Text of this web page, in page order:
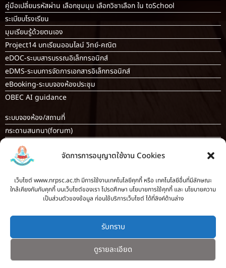
จัดการการอนุญาตใช้งาน Cookies
เว็บไซต์ www.nrpsc.ac.th มีการใช้งานเทคโนโลยีคุกกี้ หรือ เทคโนโลยีอื่นที่มีลักษณะ
ใกล้เคียงกันกับคุกกี้ บนเว็บไซต์ของเรา โปรดศึกษา นโยบายการใช้คุกกี้ และ นโยบายความ
เป็นส่วนตัวของข้อมูล ก่อนใช้บริการเว็บไซต์ ได้ที่ลิงค์ด้านล่าง
รับทราบ
ดูรายละเอียด
คู่มือเปลี่ยนรหัสผ่าน เลือกชุมนุม เลือกวิชาเลือก ใน toSchool
ระเบียบโรงเรียน
มุมเรียนรู้ด้วยตนเอง
Project14 บทเรียนออนไลน์ วิทย์-คณิต
eDOC-ระบบสารบรรณอิเล็กทรอนิกส์
eDMS-ระบบการจัดการเอกสารอิเล็กทรอนิกส์
eBooking-ระบบจองห้องประชุม
OBEC AI guidance
ระบบจองห้อง/สถานที่
กระดานสนทนา(forum)
ขออนุญาตออกนอกโรงเรียน
ระบบส่งแผนการสอนออนไลน์
บันทึกข้อมูลเกียรติบัตร/รายงานการอบรม
ลากิจส่วนตัว/ลาป่วย/ไปราชการ]